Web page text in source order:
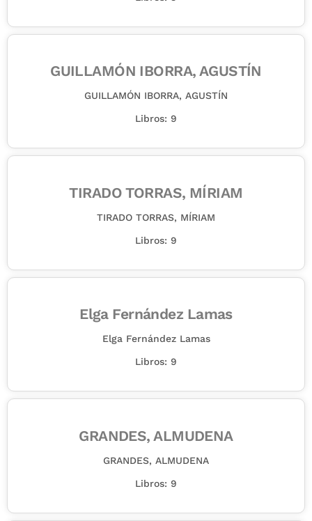
GUILLAMÓN IBORRA, AGUSTÍN
GUILLAMÓN IBORRA, AGUSTÍN
Libros: 9
TIRADO TORRAS, MÍRIAM
TIRADO TORRAS, MÍRIAM
Libros: 9
Elga Fernández Lamas
Elga Fernández Lamas
Libros: 9
GRANDES, ALMUDENA
GRANDES, ALMUDENA
Libros: 9